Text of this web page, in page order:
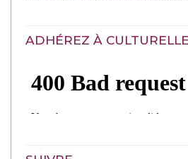
ADHÉREZ À